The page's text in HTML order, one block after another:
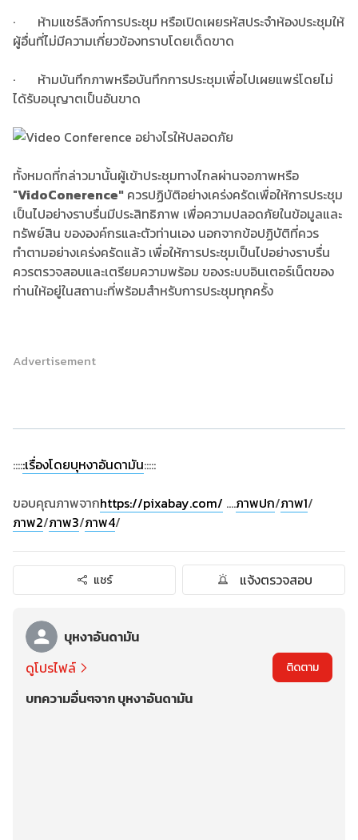
· ห้ามแชร์ลิงก์การประชุม หรือเปิดเผยรหัสประจำห้องประชุมให้
ผู้อื่นที่ไม่มีความเกี่ยวข้องทราบโดยเด็ดขาด
· ห้ามบันทึกภาพหรือบันทึกการประชุมเพื่อไปเผยแพร่โดยไม่
ได้รับอนุญาตเป็นอันขาด
ทั้งหมดที่กล่าวมานั้นผู้เข้าประชุมทางไกลผ่านจอภาพหรือ
"VidoConerence" ควรปฏิบัติอย่างเคร่งครัดเพื่อให้การประชุม
เป็นไปอย่างราบรื่นมีประสิทธิภาพ เพื่อความปลอดภัยในข้อมูลและ
ทรัพย์สิน ขององค์กรและตัวท่านเอง นอกจากข้อปฏิบัติที่ควร
ทำตามอย่างเคร่งครัดแล้ว เพื่อให้การประชุมเป็นไปอย่างราบรื่น
ควรตรวจสอบและเตรียมความพร้อม ของระบบอินเตอร์เน็ตของ
ท่านให้อยู่ในสถานะที่พร้อมสำหรับการประชุมทุกครั้ง
Advertisement
:::::เรื่องโดยบุหงาอันดามัน:::::
ขอบคุณภาพจากhttps://pixabay.com/ ....ภาพปก/ภาพ1/
ภาพ2/ภาพ3/ภาพ4/
แชร์ แจ้งตรวจสอบ
บุหงาอันดามัน
ดูโปรไฟล์
ติดตาม
บทความอื่นๆจาก บุหงาอันดามัน